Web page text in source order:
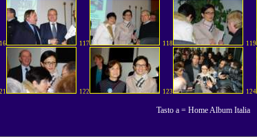
117 118 119
122 123 124
Tasto a = Home Album Italia